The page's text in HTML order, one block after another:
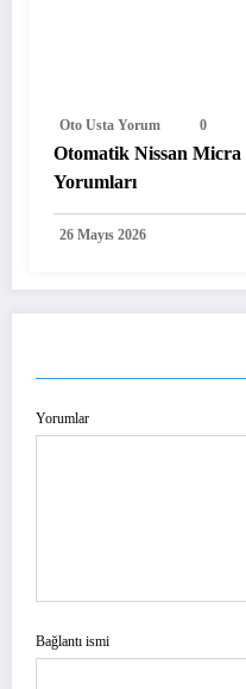
Oto Usta Yorum 0
Otomatik Nissan Micra
Yorumları
26 Mayıs 2026
Yorumlar
Bağlantı ismi